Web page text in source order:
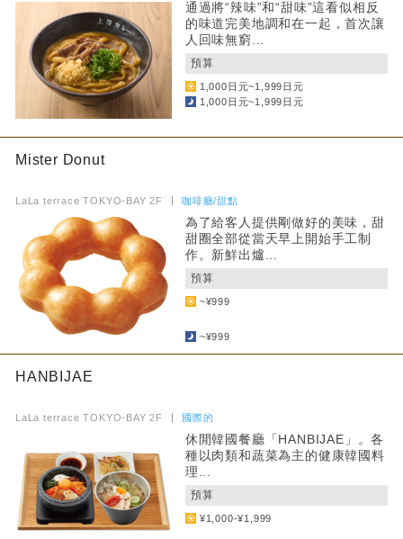
通過將“辣味”和“甜味”這看似相反
的味道完美地調和在一起，首次讓
人回味無窮...
預算
1,000日元~1,999日元
1,000日元~1,999日元
Mister Donut
LaLa terrace TOKYO-BAY 2F 咖啡廳/甜點
為了給客人提供剛做好的美味，甜
甜圈全部從當天早上開始手工制
作。新鮮出爐...
預算
~¥999
~¥999
HANBIJAE
LaLa terrace TOKYO-BAY 2F 國際的
休閒韓國餐廳「HANBIJAE」。各
種以肉類和蔬菜為主的健康韓國料
理...
預算
¥1,000-¥1,999